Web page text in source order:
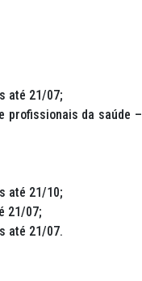
até 21/07;
profissionais da saúde –
até 21/10;
21/07;
até 21/07.